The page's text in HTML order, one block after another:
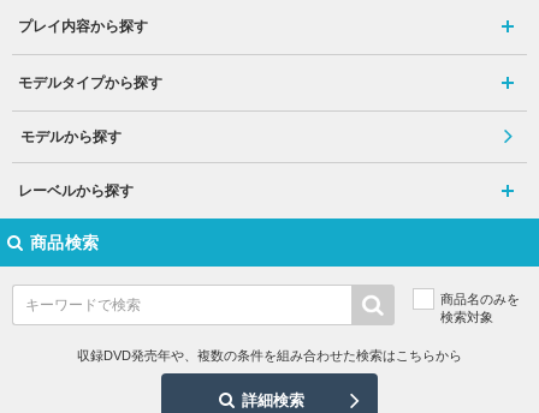
プレイ内容から探す
モデルタイプから探す
モデルから探す
レーベルから探す
商品検索
商品名のみを
検索対象
収録DVD発売年や、複数の条件を組み合わせた検索はこちらから
詳細検索